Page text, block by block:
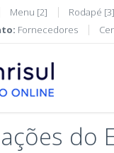
Menu [2] Rodapé [3]
Fornecedores
do